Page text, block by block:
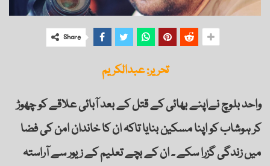
Share
تحریر: عبدالکریم
واحد بلوچ نےاپنے بھائی کے قتل کے بعد آبائی علاقے کو چھوڑ
کر ہوشاب کو اپنا مسکین بنایا تاکہ ان کا خاندان امن کی فضا
میں زندگی گزرا سکے ۔ ان کے بچے تعلیم کے زیور سے آراستہ